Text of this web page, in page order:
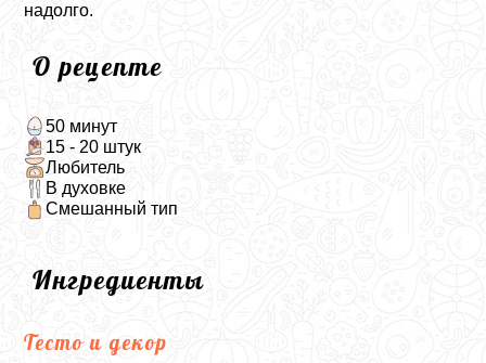
надолго.
О рецепте
50 минут
15 - 20 штук
Любитель
В духовке
Смешанный тип
Ингредиенты
Тесто и декор